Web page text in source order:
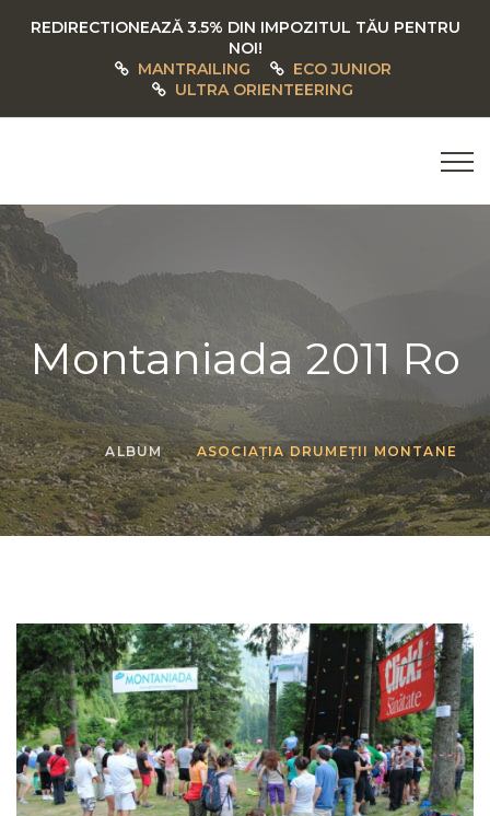
REDIRECTIONEAZĂ 3.5% DIN IMPOZITUL TĂU PENTRU
NOI!
MANTRAILING
ECO JUNIOR
ULTRA ORIENTEERING
Montaniada 2011 Ro
ALBUM ASOCIAȚIA DRUMEȚII MONTANE